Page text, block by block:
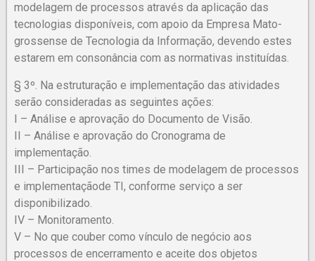
modelagem de processos através da aplicação das
tecnologias disponíveis, com apoio da Empresa Mato-
grossense de Tecnologia da Informação, devendo estes
estarem em consonância com as normativas instituídas.
§ 3º. Na estruturação e implementação das atividades
serão consideradas as seguintes ações:
I – Análise e aprovação do Documento de Visão.
II – Análise e aprovação do Cronograma de
implementação.
III – Participação nos times de modelagem de processos
e implementaçãode TI, conforme serviço a ser
disponibilizado.
IV – Monitoramento.
V – No que couber como vínculo de negócio aos
processos de encerramento e aceite dos objetos